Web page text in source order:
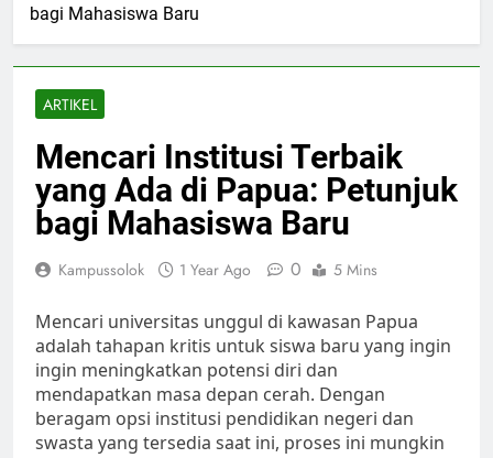
bagi Mahasiswa Baru
ARTIKEL
Mencari Institusi Terbaik
yang Ada di Papua: Petunjuk
bagi Mahasiswa Baru
Kampussolok 1 Year Ago 0 5 Mins
Mencari universitas unggul di kawasan Papua
adalah tahapan kritis untuk siswa baru yang ingin
ingin meningkatkan potensi diri dan
mendapatkan masa depan cerah. Dengan
beragam opsi institusi pendidikan negeri dan
swasta yang tersedia saat ini, proses ini mungkin